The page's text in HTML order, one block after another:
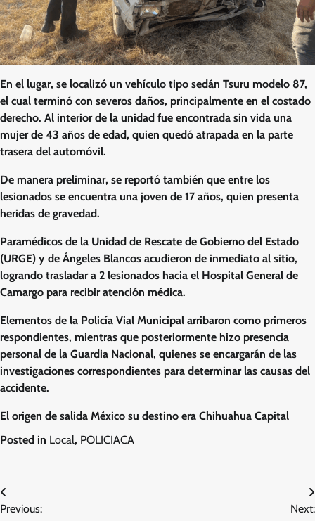
En el lugar, se localizó un vehículo tipo sedán Tsuru modelo 87,
el cual terminó con severos daños, principalmente en el costado
derecho. Al interior de la unidad fue encontrada sin vida una
mujer de 43 años de edad, quien quedó atrapada en la parte
trasera del automóvil.
De manera preliminar, se reportó también que entre los
lesionados se encuentra una joven de 17 años, quien presenta
heridas de gravedad.
Paramédicos de la Unidad de Rescate de Gobierno del Estado
(URGE) y de Ángeles Blancos acudieron de inmediato al sitio,
logrando trasladar a 2 lesionados hacia el Hospital General de
Camargo para recibir atención médica.
Elementos de la Policía Vial Municipal arribaron como primeros
respondientes, mientras que posteriormente hizo presencia
personal de la Guardia Nacional, quienes se encargarán de las
investigaciones correspondientes para determinar las causas del
accidente.
El origen de salida México su destino era Chihuahua Capital
Posted in Local, POLICIACA
Navegación
Previous:
Next: